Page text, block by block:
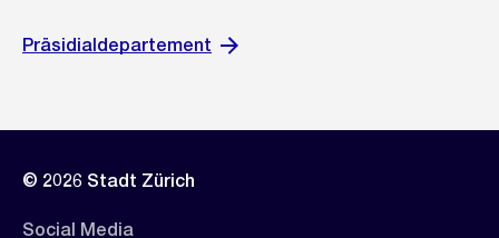
Präsidialdepartement
© 2026 Stadt Zürich
Social Media